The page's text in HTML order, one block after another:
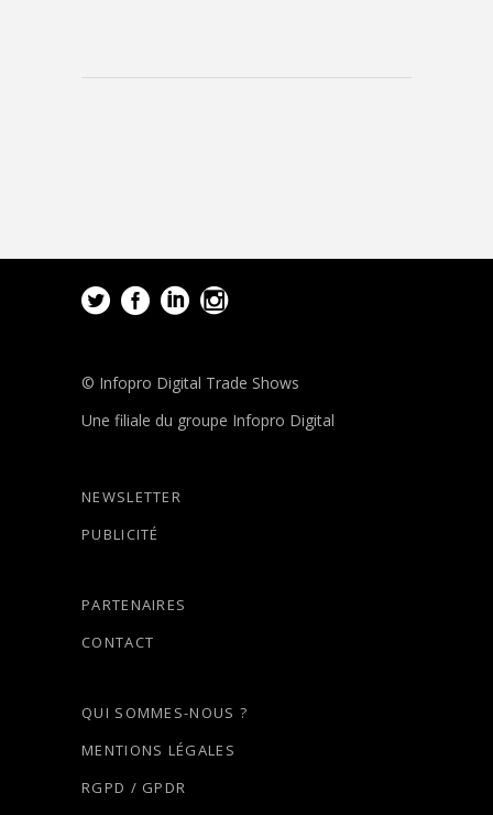
© Infopro Digital Trade Shows
Une filiale du groupe Infopro Digital
NEWSLETTER
PUBLICITÉ
PARTENAIRES
CONTACT
QUI SOMMES-NOUS ?
MENTIONS LÉGALES
RGPD / GPDR